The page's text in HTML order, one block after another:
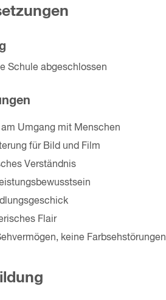
Schule abgeschlossen
am Umgang mit Menschen
für Bild und Film
Verständnis
Flair
keine Farbsehstörungen